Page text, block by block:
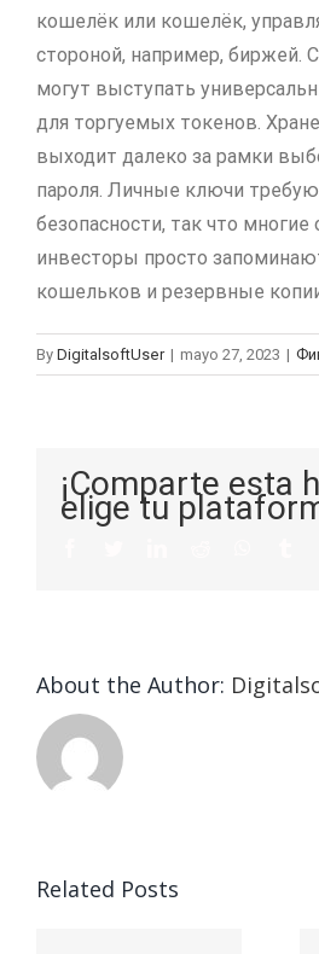
кошелёк или кошелёк,
стороной, например, биржей.
могут выступать
для торгуемых токенов.
выходит далеко за рамки
пароля. Личные ключи
безопасности, так что
инвесторы просто
кошельков и резервные
By DigitalsoftUser | mayo 27, 2023 |
¡Comparte esta
elige tu
About the Author:
Related Posts